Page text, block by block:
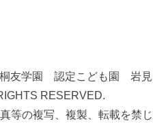
桐友学園 認定こども園 岩見
RESERVED.
等の複写、複製、転載を禁じ